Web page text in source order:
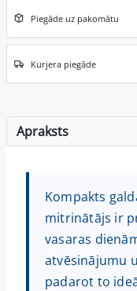
Piegāde uz pakomātu
Kurjera piegāde
Apraksts
Kompakts
mitrinātājs ir
vasaras
atvēsinājumu
padarot to